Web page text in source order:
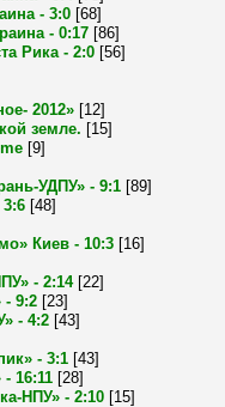
- 3:0 [68]
- 0:17 [86]
Рика - 2:0 [56]
2012» [12]
земле. [15]
[9]
УДПУ» - 9:1 [89]
[48]
Киев - 10:3 [16]
- 2:14 [22]
- 9:2 [23]
- 4:2 [43]
- 3:1 [43]
16:11 [28]
НПУ» - 2:10 [15]